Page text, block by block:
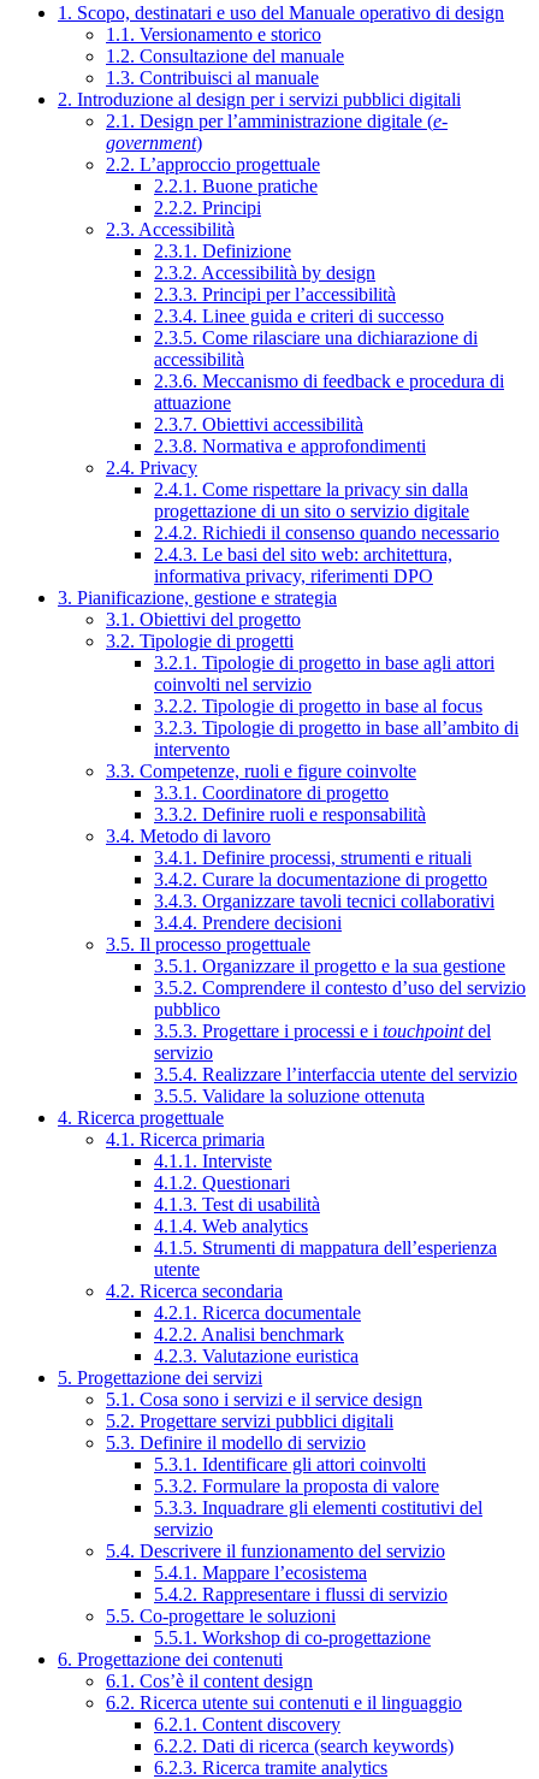
1. Scopo, destinatari e uso del Manuale operativo di design
1.1. Versionamento e storico
1.2. Consultazione del manuale
1.3. Contribuisci al manuale
2. Introduzione al design per i servizi pubblici digitali
2.1. Design per l’amministrazione digitale (e-
government)
2.2. L’approccio progettuale
2.2.1. Buone pratiche
2.2.2. Principi
2.3. Accessibilità
2.3.1. Definizione
2.3.2. Accessibilità by design
2.3.3. Principi per l’accessibilità
2.3.4. Linee guida e criteri di successo
2.3.5. Come rilasciare una dichiarazione di
accessibilità
2.3.6. Meccanismo di feedback e procedura di
attuazione
2.3.7. Obiettivi accessibilità
2.3.8. Normativa e approfondimenti
2.4. Privacy
2.4.1. Come rispettare la privacy sin dalla
progettazione di un sito o servizio digitale
2.4.2. Richiedi il consenso quando necessario
2.4.3. Le basi del sito web: architettura,
informativa privacy, riferimenti DPO
3. Pianificazione, gestione e strategia
3.1. Obiettivi del progetto
3.2. Tipologie di progetti
3.2.1. Tipologie di progetto in base agli attori
coinvolti nel servizio
3.2.2. Tipologie di progetto in base al focus
3.2.3. Tipologie di progetto in base all’ambito di
intervento
3.3. Competenze, ruoli e figure coinvolte
3.3.1. Coordinatore di progetto
3.3.2. Definire ruoli e responsabilità
3.4. Metodo di lavoro
3.4.1. Definire processi, strumenti e rituali
3.4.2. Curare la documentazione di progetto
3.4.3. Organizzare tavoli tecnici collaborativi
3.4.4. Prendere decisioni
3.5. Il processo progettuale
3.5.1. Organizzare il progetto e la sua gestione
3.5.2. Comprendere il contesto d’uso del servizio
pubblico
3.5.3. Progettare i processi e i touchpointdel
servizio
3.5.4. Realizzare l’interfaccia utente del servizio
3.5.5. Validare la soluzione ottenuta
4. Ricerca progettuale
4.1. Ricerca primaria
4.1.1. Interviste
4.1.2. Questionari
4.1.3. Test di usabilità
4.1.4. Web analytics
4.1.5. Strumenti di mappatura dell’esperienza
utente
4.2. Ricerca secondaria
4.2.1. Ricerca documentale
4.2.2. Analisi benchmark
4.2.3. Valutazione euristica
5. Progettazione dei servizi
5.1. Cosa sono i servizi e il service design
5.2. Progettare servizi pubblici digitali
5.3. Definire il modello di servizio
5.3.1. Identificare gli attori coinvolti
5.3.2. Formulare la proposta di valore
5.3.3. Inquadrare gli elementi costitutivi del
servizio
5.4. Descrivere il funzionamento del servizio
5.4.1. Mappare l’ecosistema
5.4.2. Rappresentare i flussi di servizio
5.5. Co-progettare le soluzioni
5.5.1. Workshop di co-progettazione
6. Progettazione dei contenuti
6.1. Cos’è il content design
6.2. Ricerca utente sui contenuti e il linguaggio
6.2.1. Content discovery
6.2.2. Dati di ricerca (search keywords)
6.2.3. Ricerca tramite analytics